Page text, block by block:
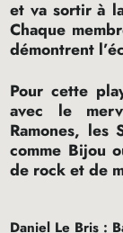
et va sortir à
Chaque
démontrent
Pour cette
avec le
Ramones, les
comme Bijou
de rock et de
Daniel Le Bris :